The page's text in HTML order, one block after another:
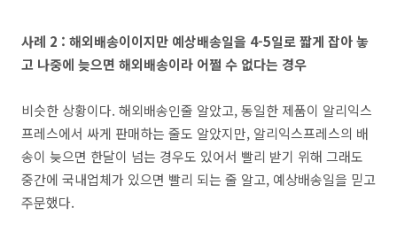
사례 2 : 해외배송이이지만 예상배송일을 4-5일로 짧게 잡아 놓
고 나중에 늦으면 해외배송이라 어쩔 수 없다는 경우
비슷한 상황이다. 해외배송인줄 알았고, 동일한 제품이 알리익스
프레스에서 싸게 판매하는 줄도 알았지만, 알리익스프레스의 배
송이 늦으면 한달이 넘는 경우도 있어서 빨리 받기 위해 그래도
중간에 국내업체가 있으면 빨리 되는 줄 알고, 예상배송일을 믿고
주문했다.